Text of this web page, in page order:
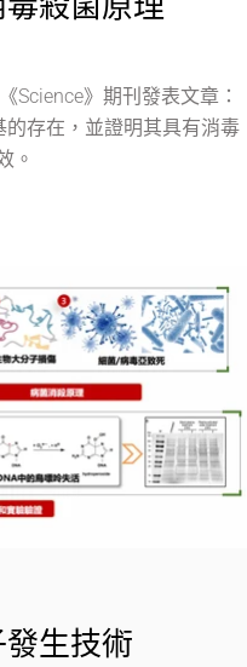
Science》期刊發表文章：
存在，並證明其具有消毒
。
生技術